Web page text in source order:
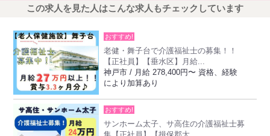
この求人を見た人はこんな求人もチェックしています
おすすめ!
老健・舞子台で介護福祉士の募集！！
【正社員】【垂水区】月給...
神戸市 / 月給 278,400円〜 資格、経験
により加算あり
おすすめ!
サンホーム太子、サ高住の介護福祉士募